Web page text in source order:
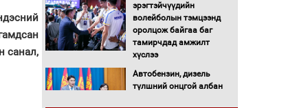
санал,
эрэгтэйчүүдийн
волейболын тэмцээнд
оролцож байгаа баг
тамирчдад амжилт
хүслээ
Автобензин, дизель
түлшний онцгой албан